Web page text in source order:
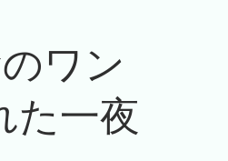
ワン
た一夜